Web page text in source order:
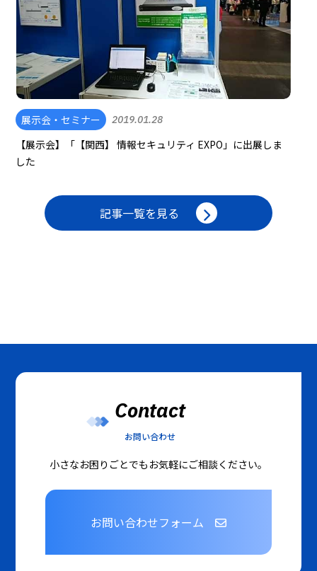
展示会・セミナー 2019.01.28
【展示会】「【関西】 情報セキュリティ EXPO」に出展しま
した
記事一覧を見る
Contact
お問い合わせ
小さなお困りごとでもお気軽にご相談ください。
お問い合わせフォーム